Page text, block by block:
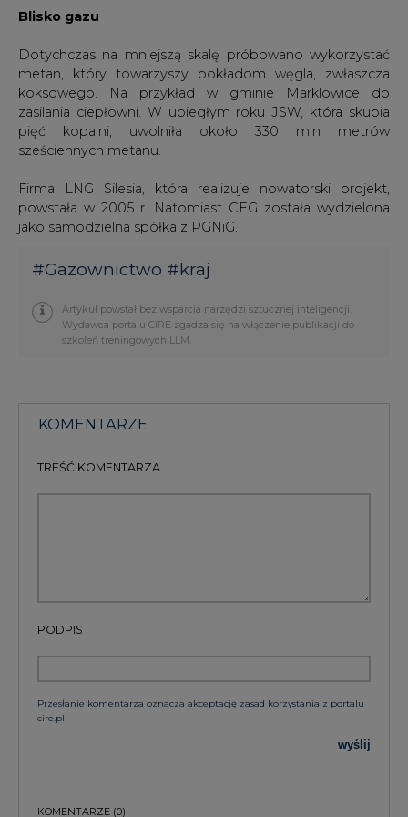
Blisko gazu
Dotychczas na mniejszą skalę próbowano wykorzystać
metan, który towarzyszy pokładom węgla, zwłaszcza
koksowego. Na przykład w gminie Marklowice do
zasilania ciepłowni. W ubiegłym roku JSW, która skupia
pięć kopalni, uwolniła około 330 mln metrów
sześciennych metanu.
Firma LNG Silesia, która realizuje nowatorski projekt,
powstała w 2005 r. Natomiast CEG została wydzielona
jako samodzielna spółka z PGNiG.
#Gazownictwo #kraj
Artykuł powstał bez wsparcia narzędzi sztucznej inteligencji.
Wydawca portalu CIRE zgadza się na włączenie publikacji do
szkoleń treningowych LLM.
KOMENTARZE
TREŚĆ KOMENTARZA
PODPIS
Przesłanie komentarza oznacza akceptację zasad korzystania z portalu
cire.pl
wyślij
KOMENTARZE (0)